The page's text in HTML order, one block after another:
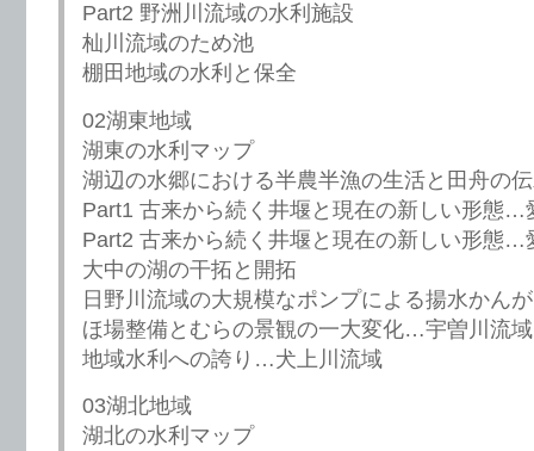
Part2 野洲川流域の水利施設
杣川流域のため池
棚田地域の水利と保全
02湖東地域
湖東の水利マップ
湖辺の水郷における半農半漁の生活と田舟の
Part1 古来から続く井堰と現在の新しい形態…
Part2 古来から続く井堰と現在の新しい形態…
大中の湖の干拓と開拓
日野川流域の大規模なポンプによる揚水かん
ほ場整備とむらの景観の一大変化…宇曽川流域
地域水利への誇り…犬上川流域
03湖北地域
湖北の水利マップ